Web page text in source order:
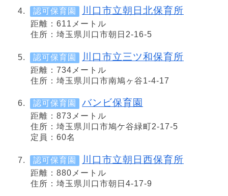
認可保育園 川口市立朝日北保育所
距離：611メートル
住所：埼玉県川口市朝日2-16-5
認可保育園 川口市立三ツ和保育所
距離：734メートル
住所：埼玉県川口市南鳩ヶ谷1-4-17
認可保育園 バンビ保育園
距離：873メートル
住所：埼玉県川口市鳩ケ谷緑町2-17-5
定員：60名
認可保育園 川口市立朝日西保育所
距離：880メートル
住所：埼玉県川口市朝日4-17-9